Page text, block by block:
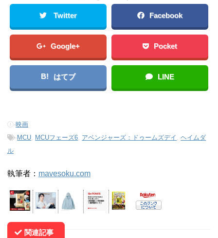
Twitter Facebook
Google+ Pocket
B! はてブ LINE
-映画
-MCU MCUフェーズ6 アベンジャーズ：ドゥームズデイ ,ヘイムダ
ル
執筆者： mavesoku.com
関連記事